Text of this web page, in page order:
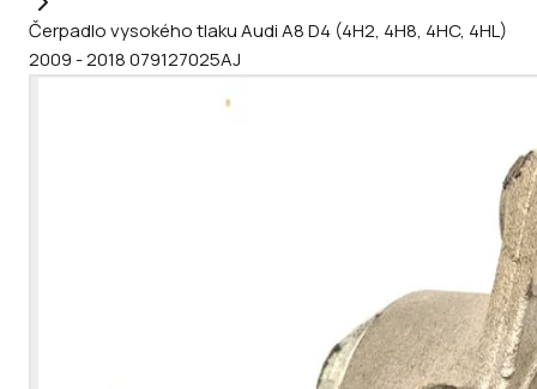
Čerpadlo vysokého tlaku Audi A8 D4 (4H2, 4H8, 4HC, 4HL)
2009 - 2018 079127025AJ